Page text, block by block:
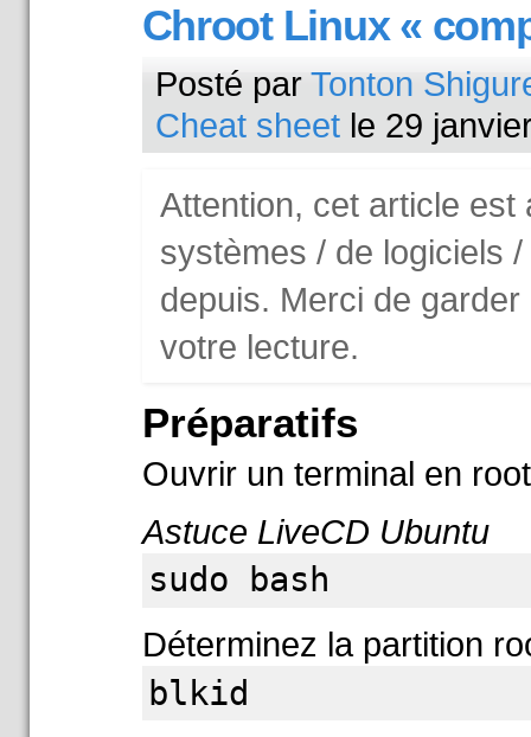
Chroot Linux «
Posté par Tonton
Cheat sheetle 29
Attention, cet article est
systèmes / de logiciels
depuis. Merci de
votre lecture.
Préparatifs
Ouvrir un terminal en
Astuce LiveCD Ubuntu
sudo bash
Déterminez la partition
blkid